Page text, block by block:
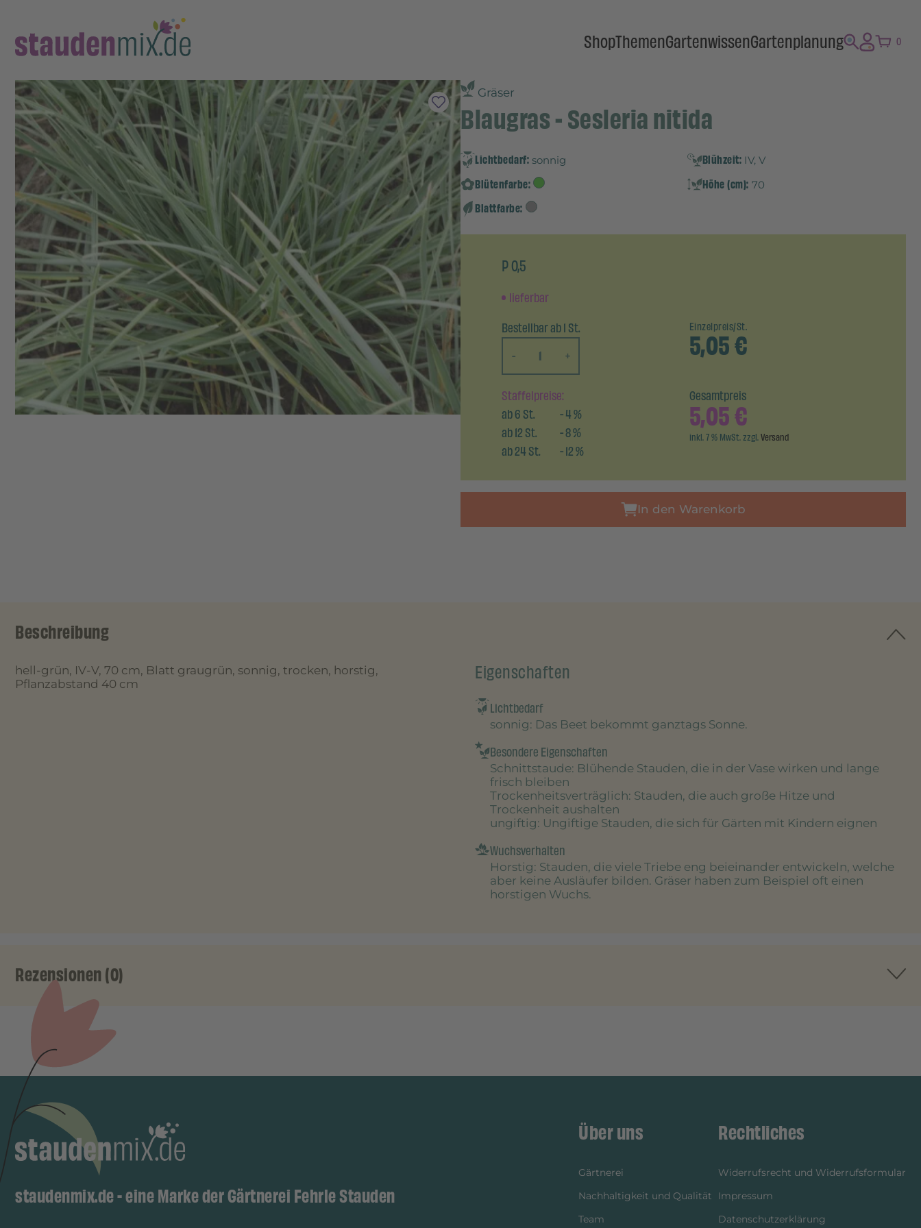
ShopThemenGartenwissenGartenplanung 0
Gräser
Blaugras - Sesleria nitida
Lichtbedarf: sonnig Blühzeit: IV, V
Blütenfarbe: Höhe (cm): 70
Blattfarbe:
P 0,5
lieferbar
Bestellbar ab 1 St.
-
+
Einzelpreis/St.
5,05€
Staffelpreise:
ab6St. -4%
ab12St. -8%
ab24St. -12%
Gesamtpreis
5,05€
inkl. 7 % MwSt. zzgl.Versand
In den Warenkorb
Beschreibung
hell-grün, IV-V, 70 cm, Blatt graugrün, sonnig, trocken, horstig,
Pflanzabstand 40 cm
Eigenschaften
Lichtbedarf
sonnig: Das Beet bekommt ganztags Sonne.
Besondere Eigenschaften
Schnittstaude: Blühende Stauden, die in der Vase wirken und lange
frisch bleiben
Trockenheitsverträglich: Stauden, die auch große Hitze und
Trockenheit aushalten
ungiftig: Ungiftige Stauden, die sich für Gärten mit Kindern eignen
Wuchsverhalten
Horstig: Stauden, die viele Triebe eng beieinander entwickeln, welche
aber keine Ausläufer bilden. Gräser haben zum Beispiel oft einen
horstigen Wuchs.
Rezensionen (0)
staudenmix.de - eine Marke der Gärtnerei Fehrle Stauden
Über uns
Gärtnerei
Nachhaltigkeit und Qualität
Team
Rechtliches
Widerrufsrecht und Widerrufsformular
Impressum
Datenschutzerklärung